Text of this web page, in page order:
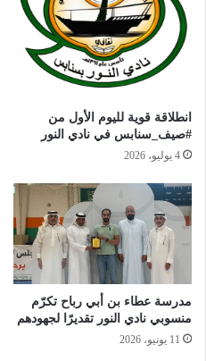
انطلاقة قوية لليوم الأول من
#صيف_سنابس في نادي النور
4 يوليو، 2026
مدرسة عطاء بن أبي رباح تكرّم
منسوبي نادي النور تقديرًا لجهودهم
11 يونيو، 2026